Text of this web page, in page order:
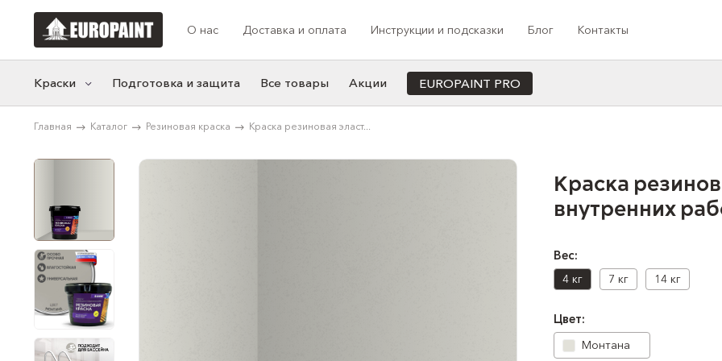
О нас Доставка и оплата Инструкции и подсказки Блог Контакты
Краски
Категории
Моющаяся краска
Резиновая краска
Краска для мебели
Коллекции цвета
Акцентные
Для офиса/кабинета
Для ванной
Для спальни
Для детской
Для гостиной
Подготовка и защита Все товары Акции EUROPAINT PRO
Медиа-сотрудничество
Главная Каталог Резиновая краска Краска резиновая эласт...
Краска
внутренних
Вес:
4 кг 7 кг 14 кг
Цвет:
Монтана